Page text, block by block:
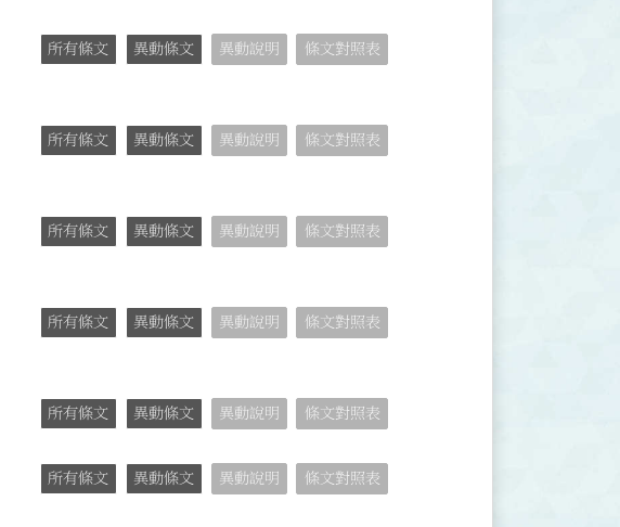
所有條文 異動條文 異動說明 條文對照表
所有條文 異動條文 異動說明 條文對照表
所有條文 異動條文 異動說明 條文對照表
所有條文 異動條文 異動說明 條文對照表
所有條文 異動條文 異動說明 條文對照表
所有條文 異動條文 異動說明 條文對照表